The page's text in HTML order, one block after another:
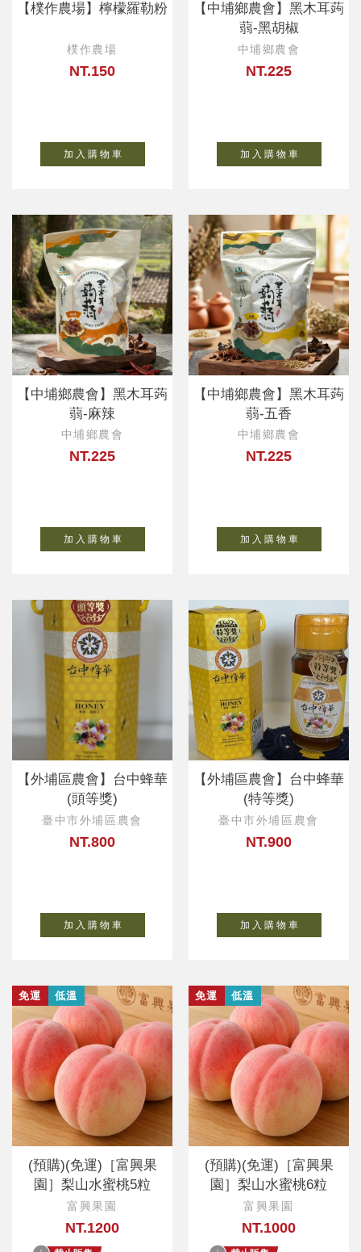
【樸作農場】檸檬羅勒粉
樸作農場
NT.150
加 入 購 物 車
【中埔鄉農會】黑木耳蒟
蒻-黑胡椒
中埔鄉農會
NT.225
加 入 購 物 車
【中埔鄉農會】黑木耳蒟
蒻-麻辣
中埔鄉農會
NT.225
加 入 購 物 車
【中埔鄉農會】黑木耳蒟
蒻-五香
中埔鄉農會
NT.225
加 入 購 物 車
【外埔區農會】台中蜂華
(頭等獎)
臺中市外埔區農會
NT.800
加 入 購 物 車
【外埔區農會】台中蜂華
(特等獎)
臺中市外埔區農會
NT.900
加 入 購 物 車
免運 低溫
(預購)(免運)［富興果
園］梨山水蜜桃5粒
富興果園
NT.1200
免運 低溫
(預購)(免運)［富興果
園］梨山水蜜桃6粒
富興果園
NT.1000